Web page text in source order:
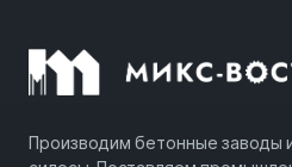
Производим бетонные заводы